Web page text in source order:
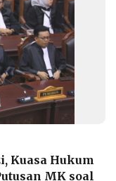
Kuasa Hukum
MK soal